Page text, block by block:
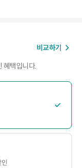
비교하기
혜택입니다.